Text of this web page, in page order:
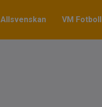
Allsvenskan VM Fotboll